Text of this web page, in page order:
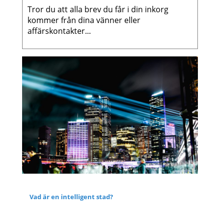
Tror du att alla brev du får i din inkorg
kommer från dina vänner eller
affärskontakter...
Vad är en intelligent stad?